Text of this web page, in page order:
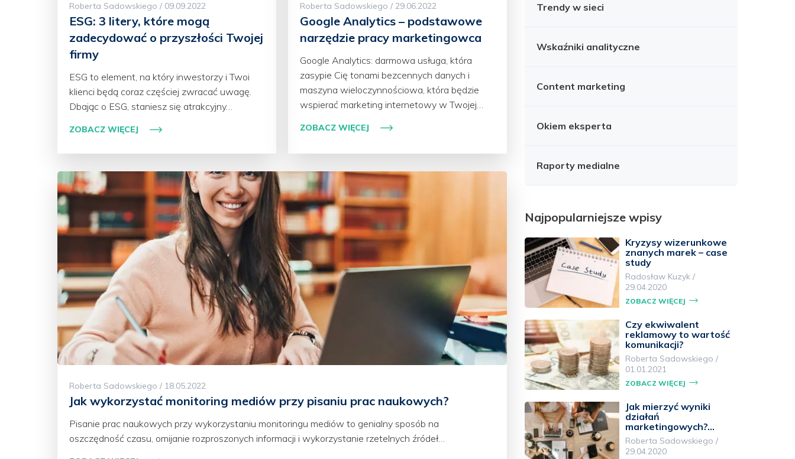
Roberta Sadowskiego / 09.09.2022
ESG: 3 litery, które mogą
zadecydować o przyszłości Twojej
firmy
ESG to element, na który inwestorzy i Twoi
klienci będą coraz częściej zwracać uwagę.
Dbając o ESG, staniesz się atrakcyjny…
ZOBACZ WIĘCEJ
Roberta Sadowskiego / 29.06.2022
Google Analytics – podstawowe
narzędzie pracy marketingowca
Google Analytics: darmowa usługa, która
zasypie Cię tonami bezcennych danych i
maszyna wieloczynnościowa, która będzie
wspierać marketing internetowy w Twojej…
ZOBACZ WIĘCEJ
Roberta Sadowskiego / 18.05.2022
Jak wykorzystać monitoring mediów przy pisaniu prac naukowych?
Pisanie prac naukowych przy wykorzystaniu monitoringu mediów to genialny sposób na
oszczędność czasu, omijanie rozproszonych informacji i wykorzystanie rzetelnych źródeł…
Trendy w sieci
Wskaźniki analityczne
Content marketing
Okiem eksperta
Raporty medialne
Najpopularniejsze wpisy
Kryzysy wizerunkowe
znanych marek – case
study
Radosław Kuzyk /
29.04.2020
ZOBACZ WIĘCEJ
Czy ekwiwalent
reklamowy to wartość
komunikacji?
Roberta Sadowskiego /
01.01.2021
ZOBACZ WIĘCEJ
Jak mierzyć wyniki
działań
marketingowych?…
Roberta Sadowskiego /
29.04.2020